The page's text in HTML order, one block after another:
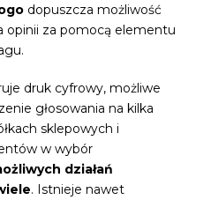
dopuszcza możliwość
opinii za pomocą elementu
druk cyfrowy, możliwe
głosowania na kilka
sklepowych i
w wybór
działań
. Istnieje nawet